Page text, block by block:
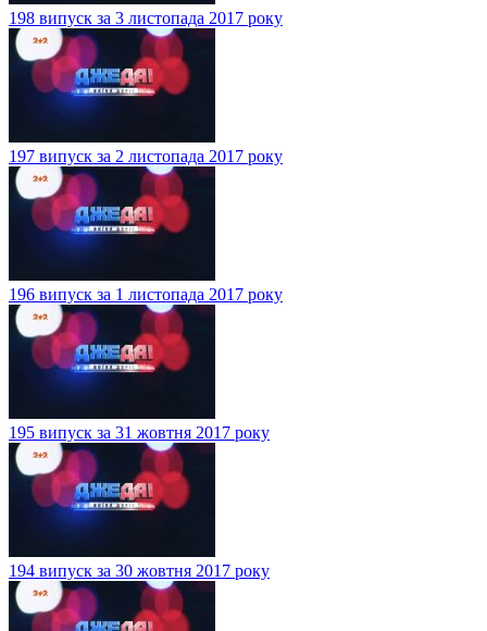
198 випуск за 3 листопада 2017 року
197 випуск за 2 листопада 2017 року
196 випуск за 1 листопада 2017 року
195 випуск за 31 жовтня 2017 року
194 випуск за 30 жовтня 2017 року